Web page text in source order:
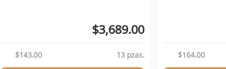
$3,689.00
$143.00 13 pzas. $164.00